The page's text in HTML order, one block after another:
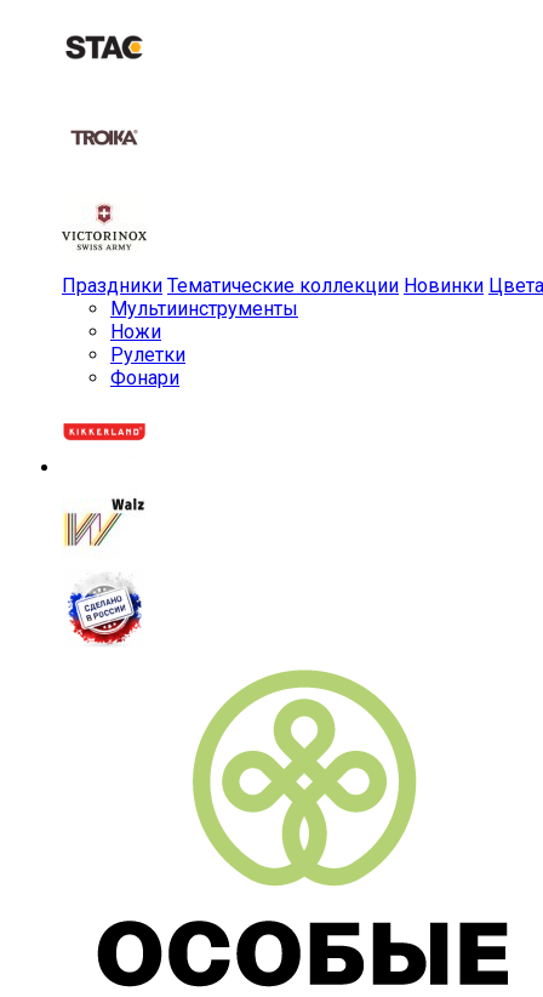
Праздники Тематические коллекции Новинки Цвета
Мульти­инструменты
Ножи
Рулетки
Фонари